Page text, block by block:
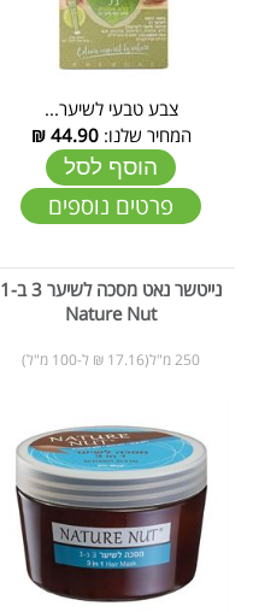
צבע טבעי לשיער...
המחיר שלנו:44.90
₪
הוסף לסל
פרטים נוספים
נייטשר נאט מסכה לשיער 3 ב-1
Nature Nut
250 מ"ל(17.16 ₪ ל-100 מ"ל)